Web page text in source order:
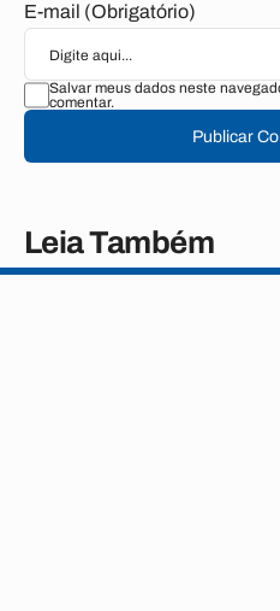
E-mail (Obrigatório)
Salvar meus dados neste
comentar.
Publicar
Leia Também